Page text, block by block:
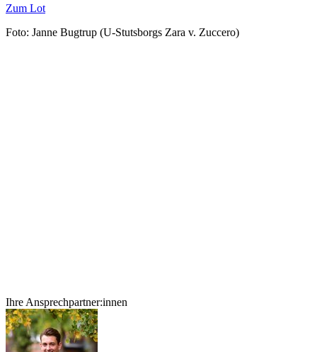
Zum Lot
Foto: Janne Bugtrup (U-Stutsborgs Zara v. Zuccero)
Ihre Ansprechpartner:innen